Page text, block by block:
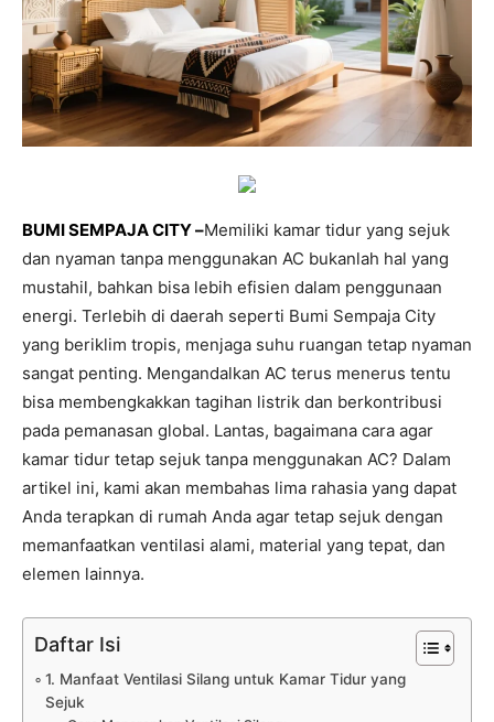
BUMI SEMPAJA CITY –Memiliki kamar tidur yang sejuk
dan nyaman tanpa menggunakan AC bukanlah hal yang
mustahil, bahkan bisa lebih efisien dalam penggunaan
energi. Terlebih di daerah seperti Bumi Sempaja City
yang beriklim tropis, menjaga suhu ruangan tetap nyaman
sangat penting. Mengandalkan AC terus menerus tentu
bisa membengkakkan tagihan listrik dan berkontribusi
pada pemanasan global. Lantas, bagaimana cara agar
kamar tidur tetap sejuk tanpa menggunakan AC? Dalam
artikel ini, kami akan membahas lima rahasia yang dapat
Anda terapkan di rumah Anda agar tetap sejuk dengan
memanfaatkan ventilasi alami, material yang tepat, dan
elemen lainnya.
Daftar Isi
1. Manfaat Ventilasi Silang untuk Kamar Tidur yang
Sejuk